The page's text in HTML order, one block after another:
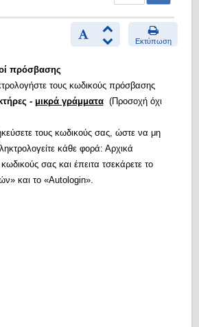
Εκτύπωση
πρόσβασης
τους κωδικούς πρόσβασης
- μικρά γράμματα(Προσοχή όχι
τους κωδικούς σας, ώστε να μη
κάθε φορά: Αρχικά
σας και έπειτα τσεκάρετε το
και το «Autologin».